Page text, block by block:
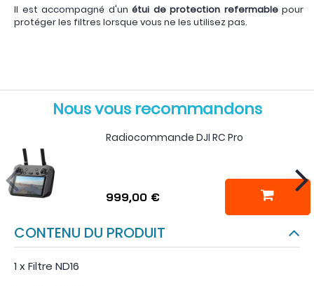
Il est accompagné d'un étui de protection refermablepour
protéger les filtres lorsque vous ne les utilisez pas.
Nous vous recommandons
Radiocommande DJI RC Pro
999,00 €
CONTENU DU PRODUIT
1 x Filtre ND16